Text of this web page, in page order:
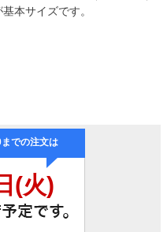
基本サイズです。